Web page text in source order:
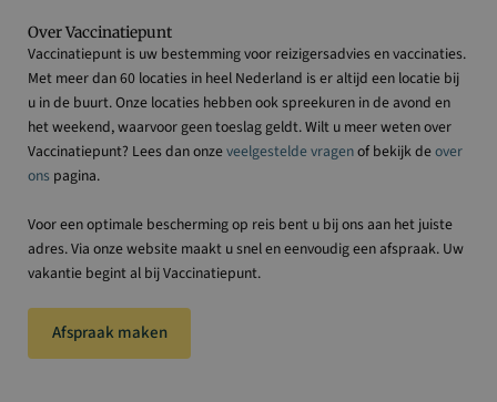
Over Vaccinatiepunt
Vaccinatiepunt is uw bestemming voor reizigersadvies en vaccinaties.
Met meer dan 60 locaties in heel Nederland is er altijd een locatie bij
u in de buurt. Onze locaties hebben ook spreekuren in de avond en
het weekend, waarvoor geen toeslag geldt. Wilt u meer weten over
Vaccinatiepunt? Lees dan onzeveelgestelde vragenof bekijk deover
ons pagina.
Voor een optimale bescherming op reis bent u bij ons aan het juiste
adres. Via onze website maakt u snel en eenvoudig een afspraak. Uw
vakantie begint al bij Vaccinatiepunt.
Afspraak maken